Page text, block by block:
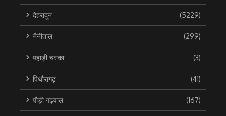
देहरादून (5229)
नैनीताल (299)
पहाड़ी चस्का (3)
पिथौरागढ़ (41)
पौड़ी गढ़वाल (167)